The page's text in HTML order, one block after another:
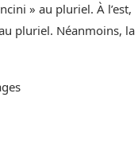
» au pluriel. À l’est,
pluriel. Néanmoins, la